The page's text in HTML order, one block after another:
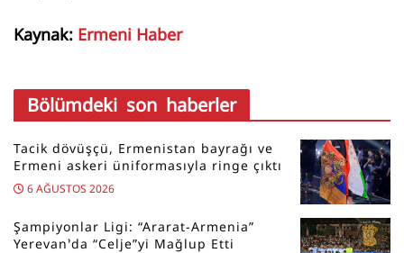
Kaynak: Ermeni Haber
Bölümdeki son haberler
Tacik dövüşçü, Ermenistan bayrağı ve
Ermeni askeri üniformasıyla ringe çıktı
6 AĞUSTOS 2026
Şampiyonlar Ligi: “Ararat-Armenia”
Yerevan’da “Celje”yi Mağlup Etti